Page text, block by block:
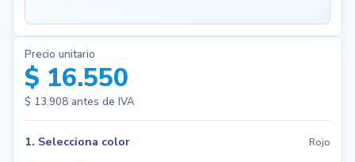
Precio unitario
$ 16.550
$ 13.908antes de IVA
1. Selecciona color Rojo